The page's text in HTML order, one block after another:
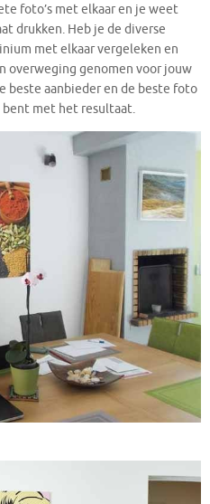
foto’s met elkaar en je weet
drukken. Heb je de diverse
met elkaar vergeleken en
overweging genomen voor jouw
beste aanbieder en de beste foto
met het resultaat.